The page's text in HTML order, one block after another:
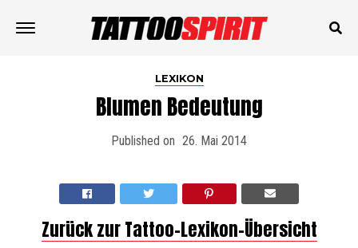
LEXIKON
Blumen Bedeutung
Published on 26. Mai 2014
Zurück zur Tattoo-Lexikon-Übersicht